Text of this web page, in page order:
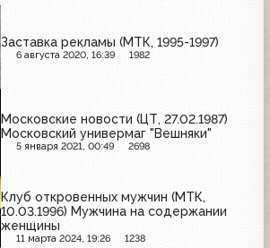
Заставка рекламы (МТК, 1995-1997)
6 августа 2020, 16:39 1982
Московские новости (ЦТ, 27.02.1987)
Московский универмаг "Вешняки"
5 января 2021, 00:49 2698
Клуб откровенных мужчин (МТК,
10.03.1996) Мужчина на содержании
женщины
11 марта 2024, 19:26 1238